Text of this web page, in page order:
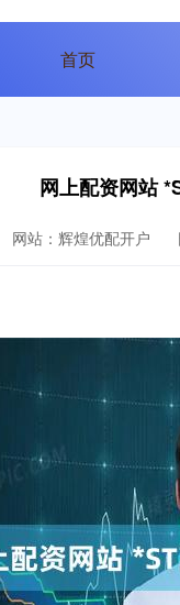
首页
网上配资网站
网站：辉煌优配开户